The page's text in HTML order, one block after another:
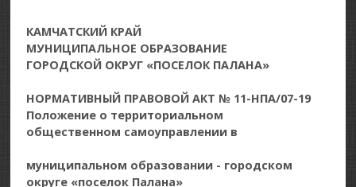
КАМЧАТСКИЙ КРАЙ
МУНИЦИПАЛЬНОЕ ОБРАЗОВАНИЕ
ГОРОДСКОЙ ОКРУГ «ПОСЕЛОК ПАЛАНА»
НОРМАТИВНЫЙ ПРАВОВОЙ АКТ № 11-НПА/07-19
Положение о территориальном
общественном самоуправлении в
муниципальном образовании - городском
округе «поселок Палана»